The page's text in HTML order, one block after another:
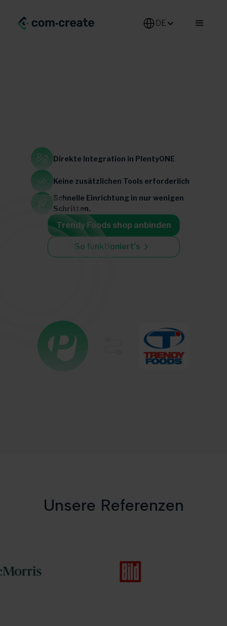
Luxemburg
DE-DE
Direkte Integration in PlentyONE
Keine zusätzlichen Tools erforderlich
Schnelle Einrichtung in nur wenigen
Schritten.
Trendy Foods shop anbinden
So funktioniert’s
Unsere Referenzen